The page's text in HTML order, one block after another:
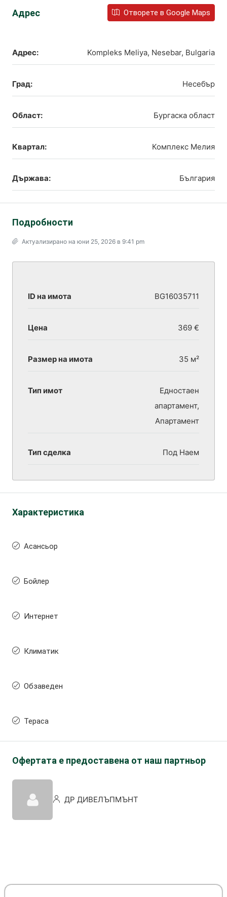
Адрес Отворете в Google Maps
Адрес: Kompleks Meliya, Nesebar, Bulgaria
Град: Несебър
Област: Бургаска област
Квартал: Комплекс Мелия
Държава: България
Подробности
Актуализирано на юни 25, 2026 в 9:41 pm
ID на имота BG16035711
Цена 369 €
Размер на имота 35 м²
Тип имот
Едностаен
апартамент,
Апартамент
Тип сделка Под Наем
Характеристика
Асансьор
Бойлер
Интернет
Климатик
Обзаведен
Тераса
Офертата е предоставена от наш партньор
ДР ДИВЕЛЪПМЪНТ